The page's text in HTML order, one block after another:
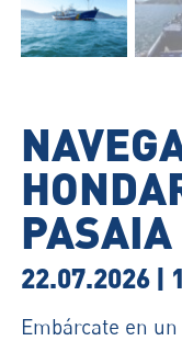
PASAIA
22.07.2026 |
Embárcate en